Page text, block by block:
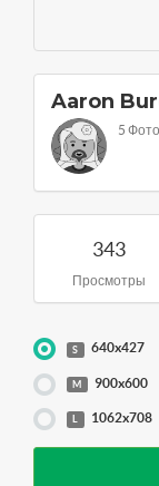
Aaron
5 Фото
343
Просмотры
S 640x427
M 900x600
L 1062x708